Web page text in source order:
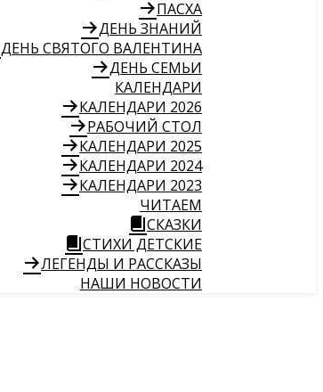
ПАСХА
ДЕНЬ ЗНАНИЙ
ДЕНЬ СВЯТОГО ВАЛЕНТИНА
ДЕНЬ СЕМЬИ
КАЛЕНДАРИ
КАЛЕНДАРИ 2026
РАБОЧИЙ СТОЛ
КАЛЕНДАРИ 2025
КАЛЕНДАРИ 2024
КАЛЕНДАРИ 2023
ЧИТАЕМ
СКАЗКИ
СТИХИ ДЕТСКИЕ
ЛЕГЕНДЫ И РАССКАЗЫ
НАШИ НОВОСТИ